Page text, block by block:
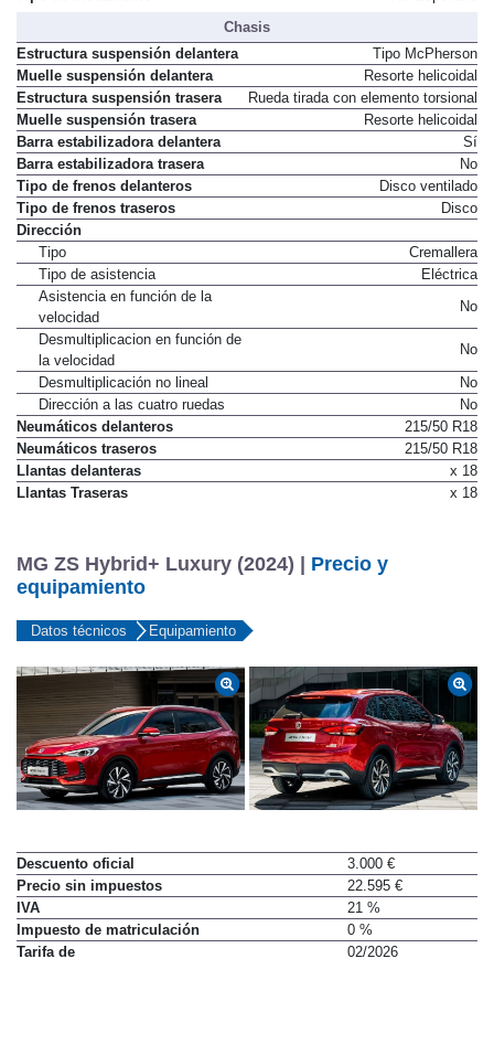
Chasis
Estructura suspensión delantera
Tipo McPherson
Muelle suspensión delantera
Resorte helicoidal
Estructura suspensión trasera
Rueda tirada con elemento torsional
Muelle suspensión trasera
Resorte helicoidal
Barra estabilizadora delantera
Sí
Barra estabilizadora trasera
No
Tipo de frenos delanteros
Disco ventilado
Tipo de frenos traseros
Disco
Dirección
Tipo
Cremallera
Tipo de asistencia
Eléctrica
Asistencia en función de la
velocidad
No
Desmultiplicacion en función de
la velocidad
No
Desmultiplicación no lineal
No
Dirección a las cuatro ruedas
No
Neumáticos delanteros
215/50 R18
Neumáticos traseros
215/50 R18
Llantas delanteras
x 18
Llantas Traseras
x 18
MG ZS Hybrid+ Luxury (2024) | Precio y
equipamiento
Datos técnicos Equipamiento
Descuento oficial
3.000 €
Precio sin impuestos
22.595 €
IVA
21 %
Impuesto de matriculación
0 %
Tarifa de
02/2026